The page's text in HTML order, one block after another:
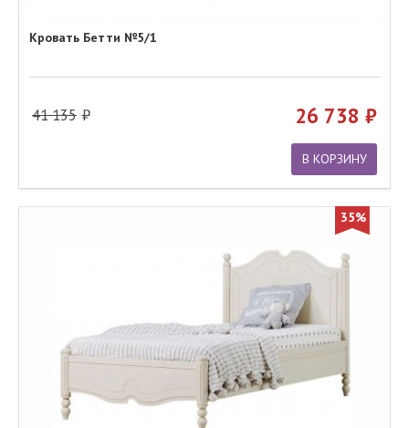
Кровать Бетти №5/1
41 135 26 738
В КОРЗИНУ
35%